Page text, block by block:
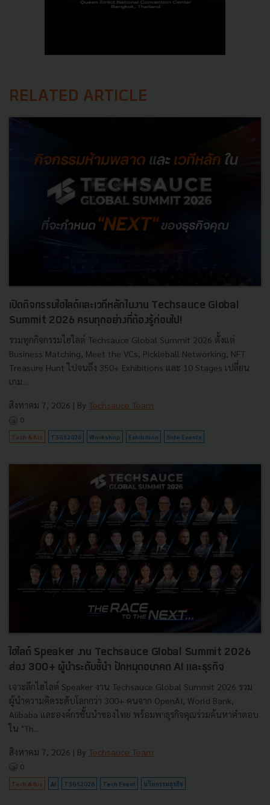
RELATED ARTICLE
เปิดกิจกรรมไฮไลต์และเวทีหลักในงาน Techsauce Global
Summit 2026 ครบทุกอย่างที่ต้องรู้ก่อนไป!
รวมทุกกิจกรรมไฮไลต์ Techsauce Global Summit 2026 ตั้งแต่
Business Matching, Meet the VCs, Pickleball Networking, NFT
Treasure Hunt ไปจนถึง 350+ Exhibitions และ 10 Stages เปลี่ยน
เกม...
สิงหาคม 7, 2026 | By Techsauce Team
0
Tech & Biz TSGS2026 Workshop Exhibition Side Events
ไฮไลต์ Speaker งาน Techsauce Global Summit 2026
ส่อง 300+ ผู้นำระดับชั้นำ ปักหมุดอนาคต AI และธุรกิจ
เจาะลึกไฮไลต์ Speaker งาน Techsauce Global Summit 2026 รวม
ผู้นำความคิดระดับโลกกว่า 300+ คนจาก OpenAI, World Bank,
Alibaba และองค์กรชั้นนำของไทย พร้อมพาธุรกิจคุณร่วมค้นหาคำตอบ
ใน "Th...
สิงหาคม 7, 2026 | By Techsauce Team
0
Tech & Biz AI TSGS2026 Tech Event นวัตกรรมธุรกิจ